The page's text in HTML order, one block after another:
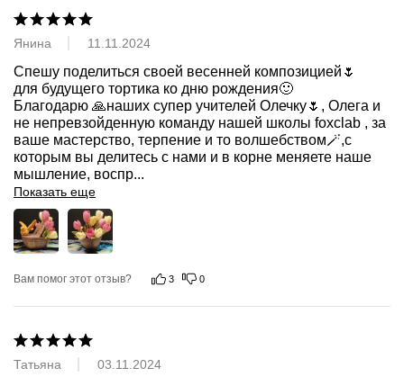
Янина 11.11.2024
Спешу поделиться своей весенней композицией🌷
для будущего тортика ко дню рождения🙂
Благодарю 🙏наших супер учителей Олечку🌷, Олега и
не непревзойденную команду нашей школы foxclab , за
ваше мастерство, терпение и то волшебством🪄,с
которым вы делитесь с нами и в корне меняете наше
мышление, воспр...
Показать еще
Вам помог этот отзыв? 3 0
Татьяна 03.11.2024